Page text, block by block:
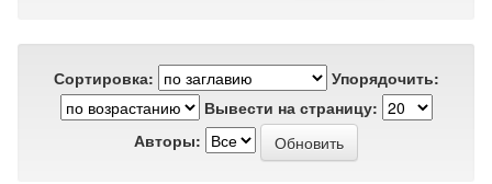
Сортировка:
Упорядочить:
Вывести на страницу:
Авторы: